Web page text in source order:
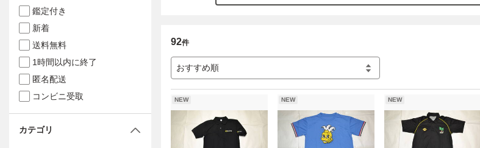
92件
おすすめ順
NEW NEW NEW
鑑定付き
新着
送料無料
1時間以内に終了
匿名配送
コンビニ受取
カテゴリ